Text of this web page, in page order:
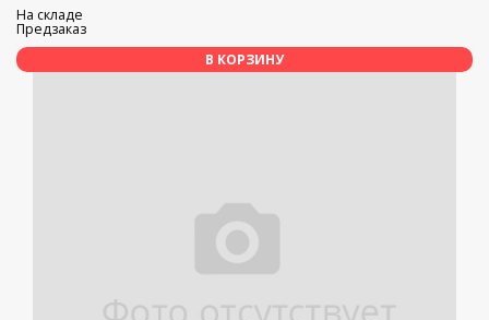
На складе
Предзаказ
В КОРЗИНУ